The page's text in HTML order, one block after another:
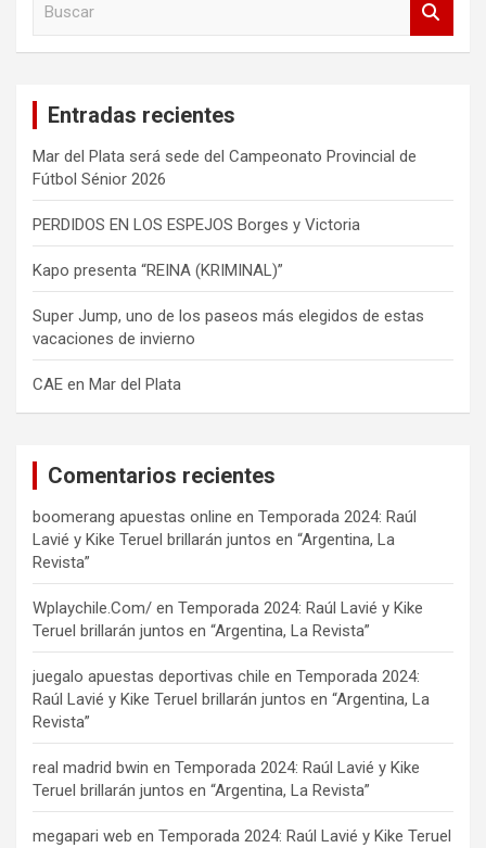
Entradas recientes
Mar del Plata será sede del Campeonato Provincial de
Fútbol Sénior 2026
PERDIDOS EN LOS ESPEJOS Borges y Victoria
Kapo presenta “REINA (KRIMINAL)”
Super Jump, uno de los paseos más elegidos de estas
vacaciones de invierno
CAE en Mar del Plata
Comentarios recientes
boomerang apuestas online en Temporada 2024: Raúl
Lavié y Kike Teruel brillarán juntos en “Argentina, La
Revista”
Wplaychile.Com/ en Temporada 2024: Raúl Lavié y Kike
Teruel brillarán juntos en “Argentina, La Revista”
juegalo apuestas deportivas chile en Temporada 2024:
Raúl Lavié y Kike Teruel brillarán juntos en “Argentina, La
Revista”
real madrid bwin en Temporada 2024: Raúl Lavié y Kike
Teruel brillarán juntos en “Argentina, La Revista”
megapari web en Temporada 2024: Raúl Lavié y Kike Teruel